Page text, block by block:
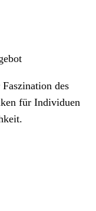
des
für Individuen